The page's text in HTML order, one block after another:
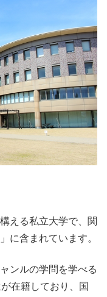
える私立大学で、関
に含まれています。
ンルの学問を学べる
在籍しており、国